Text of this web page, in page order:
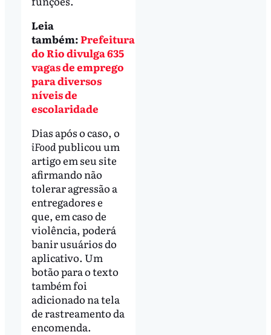
Leia
também:Prefeitura
do Rio divulga 635
vagas de emprego
para diversos
níveis de
escolaridade
Dias após o caso, o
iFoodpublicou um
artigo em seu site
afirmando não
tolerar agressão a
entregadores e
que, em caso de
violência, poderá
banir usuários do
aplicativo. Um
botão para o texto
também foi
adicionado na tela
de rastreamento da
encomenda.